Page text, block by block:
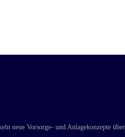
neue Vorsorge- und Anlagekonzepte